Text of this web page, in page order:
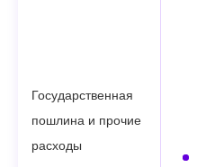
Государственная
пошлина и прочие
расходы